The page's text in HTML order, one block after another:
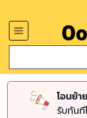
โอนย้า
รับทัน